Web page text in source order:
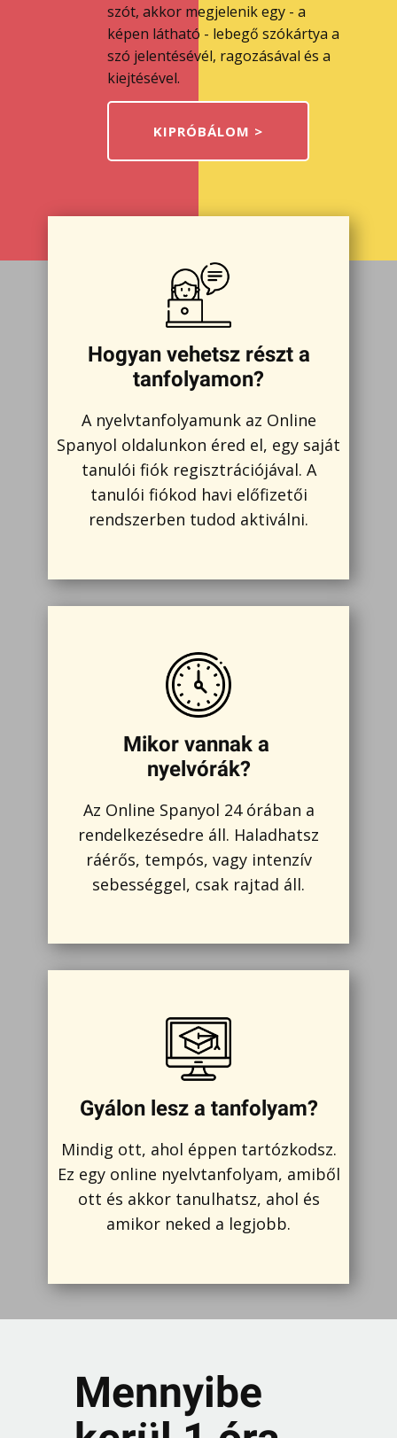
szót, akkor megjelenik egy - a
képen látható - lebegő szókártya a
szó jelentésévél, ragozásával és a
kiejtésével.
KIPRÓBÁLOM >
Hogyan vehetsz részt a
tanfolyamon?
A nyelvtanfolyamunk az Online
Spanyol oldalunkon éred el, egy saját
tanulói fiók regisztrációjával. A
tanulói fiókod havi előfizetői
rendszerben tudod aktiválni.
Mikor vannak a
nyelvórák?
Az Online Spanyol 24 órában a
rendelkezésedre áll. Haladhatsz
ráérős, tempós, vagy intenzív
sebességgel, csak rajtad áll.
Gyálon lesz a tanfolyam?
Mindig ott, ahol éppen tartózkodsz.
Ez egy online nyelvtanfolyam, amiből
ott és akkor tanulhatsz, ahol és
amikor neked a legjobb.
Mennyibe